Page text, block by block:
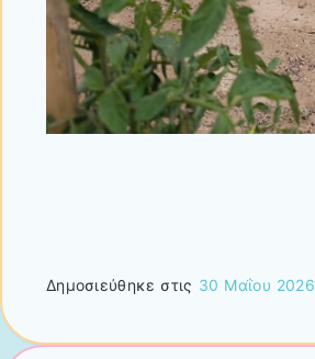
Δημοσιεύθηκε στις 30 Μαΐου 2026